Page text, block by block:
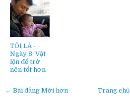
TÔI LÀ -
Ngày 8: Vật
lộn để trở
nên tốt hơn
← Bài đăng Mới hơn Trang chủ